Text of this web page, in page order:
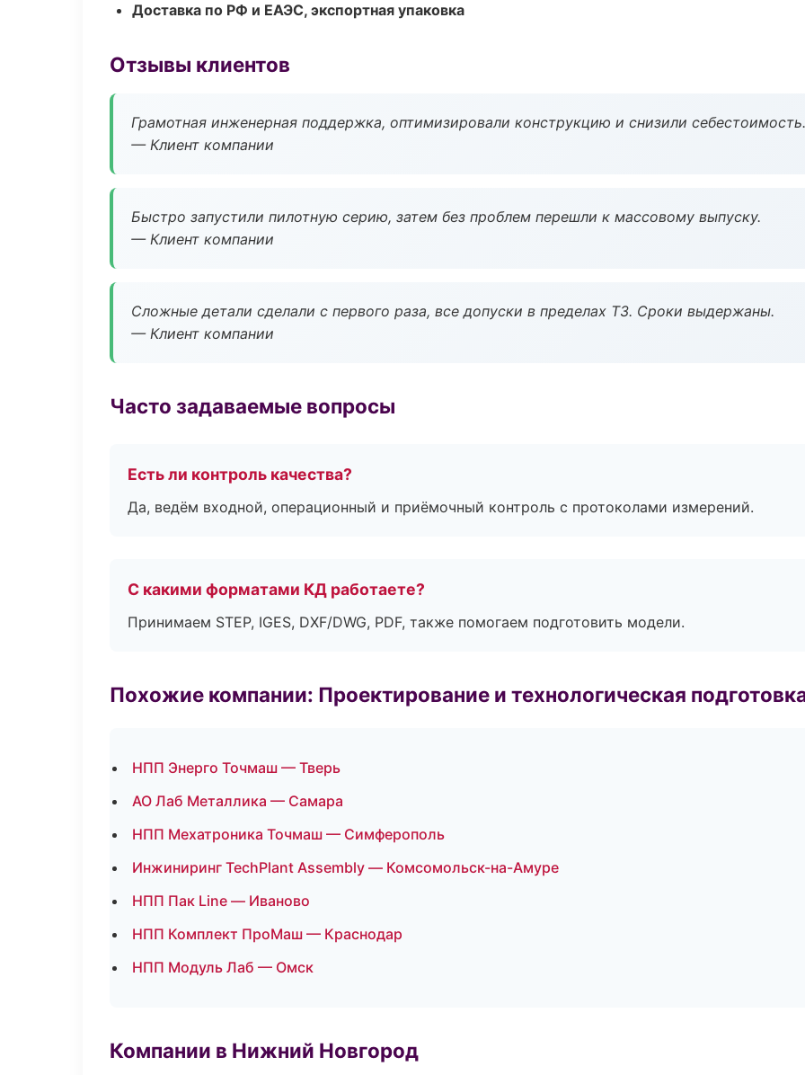
Доставка по РФ и ЕАЭС, экспортная упаковка
Отзывы клиентов
Грамотная инженерная поддержка, оптимизировали конструкцию и снизили себестоимость.
— Клиент компании
Быстро запустили пилотную серию, затем без проблем перешли к массовому выпуску.
— Клиент компании
Сложные детали сделали с первого раза, все допуски в пределах ТЗ. Сроки выдержаны.
— Клиент компании
Часто задаваемые вопросы
Есть ли контроль качества?
Да, ведём входной, операционный и приёмочный контроль с протоколами измерений.
С какими форматами КД работаете?
Принимаем STEP, IGES, DXF/DWG, PDF, также помогаем подготовить модели.
Похожие компании: Проектирование и технологическая
НПП Энерго Точмаш — Тверь
АО Лаб Металлика — Самара
НПП Мехатроника Точмаш — Симферополь
Инжиниринг TechPlant Assembly — Комсомольск-на-Амуре
НПП Пак Line — Иваново
НПП Комплект ПроМаш — Краснодар
НПП Модуль Лаб — Омск
Компании в Нижний Новгород